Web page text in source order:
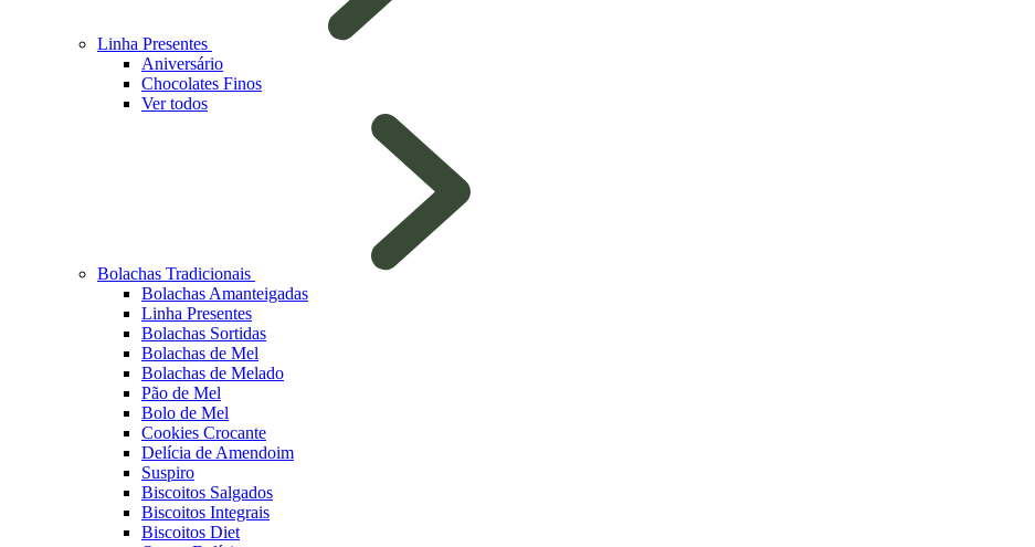
Linha Presentes
Aniversário
Chocolates Finos
Ver todos
Bolachas Tradicionais
Bolachas Amanteigadas
Linha Presentes
Bolachas Sortidas
Bolachas de Mel
Bolachas de Melado
Pão de Mel
Bolo de Mel
Cookies Crocante
Delícia de Amendoim
Suspiro
Biscoitos Salgados
Biscoitos Integrais
Biscoitos Diet